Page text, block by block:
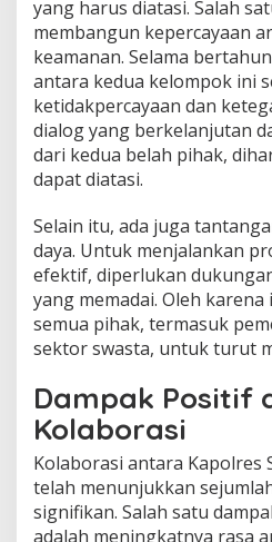
yang harus diatasi. Salah
membangun kepercayaan
keamanan. Selama
antara kedua kelompok ini
ketidakpercayaan dan
dialog yang berkelanjutan
dari kedua belah pihak,
dapat diatasi.
Selain itu, ada juga
daya. Untuk menjalankan
efektif, diperlukan
yang memadai. Oleh
semua pihak, termasuk
sektor swasta, untuk turut
Dampak Positif
Kolaborasi
Kolaborasi antara Kapolres
telah menunjukkan
signifikan. Salah satu
adalah meningkatnya rasa